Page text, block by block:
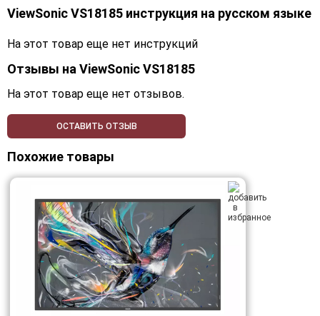
ViewSonic VS18185 инструкция на русском языке
На этот товар еще нет инструкций
Отзывы наViewSonic VS18185
На этот товар еще нет отзывов.
ОСТАВИТЬ ОТЗЫВ
Похожие товары